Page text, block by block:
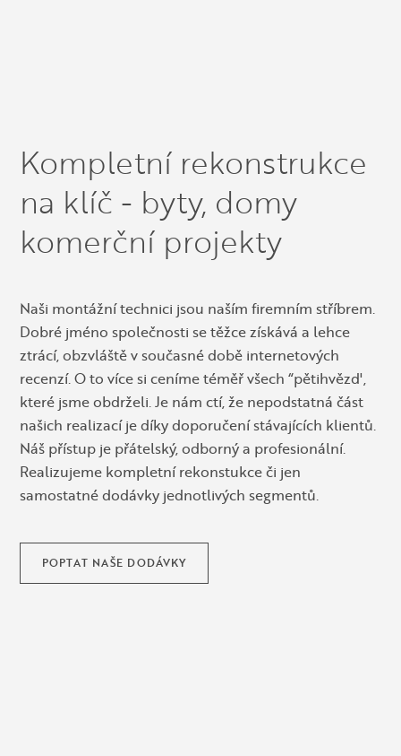
Kompletní rekonstrukce
na klíč - byty, domy
komerční projekty
Naši montážní technici jsou naším firemním stříbrem.
Dobré jméno společnosti se těžce získává a lehce
ztrácí, obzvláště v současné době internetových
recenzí. O to více si ceníme téměř všech “pětihvězd',
které jsme obdrželi. Je nám ctí, že nepodstatná část
našich realizací je díky doporučení stávajících klientů.
Náš přístup je přátelský, odborný a profesionální.
Realizujeme kompletní rekonstukce či jen
samostatné dodávky jednotlivých segmentů.
POPTAT NAŠE DODÁVKY